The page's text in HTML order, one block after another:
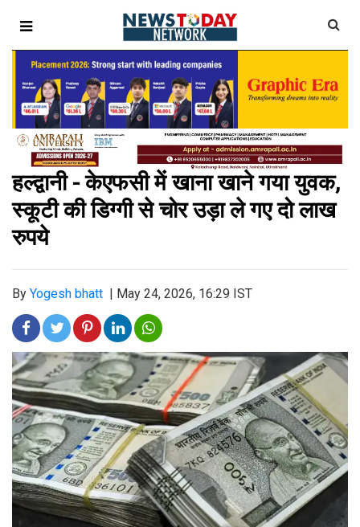
हल्द्वानी - केएफसी में खाना खाने गया युवक,
स्कूटी की डिग्गी से चोर उड़ा ले गए दो लाख
रुपये
By Yogesh bhatt May 24, 2026, 16:29 IST